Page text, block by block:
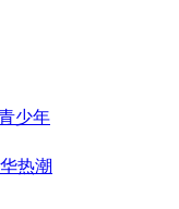
少年
热潮